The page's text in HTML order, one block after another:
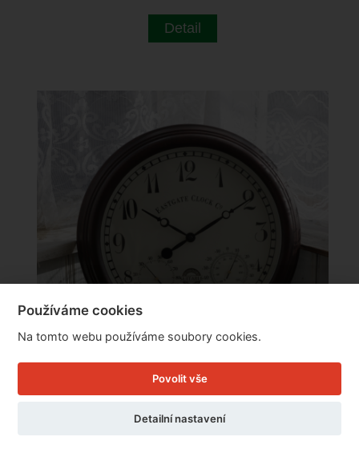
Detail
cm
Používáme cookies
Na tomto webu používáme soubory cookies.
Povolit vše
Detailní nastavení